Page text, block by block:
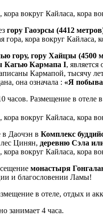
гору Гаоэрсы (4412
гору, гору Хайцзы (4500
Кагью Кармапа I,
Кармапой, тысячу
она означала : «Я
часов. Размещение в отеле
в Даочэн в Комплекс
лес Цинян, деревню Сэла
монастыря
и благословении Ламы!
в отеле, отдых и
занимает 4 часа.